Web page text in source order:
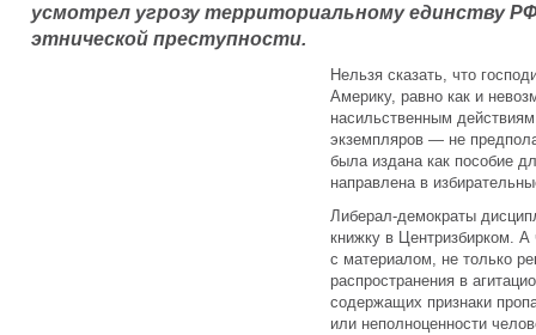
усмотрел угрозу территориальному единству
этнической преступности.
Нельзя сказать, что
Америку, равно как и
насильственным
экземпляров — не
была издана как пособие
направлена в
Либерал-демократы
книжку в Центризбирком.
с материалом, не только
распространения в
содержащих признаки
или неполноценности